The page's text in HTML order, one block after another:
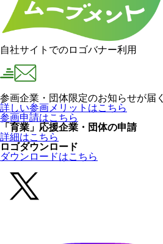
自社サイトでのロゴバナー利用
参画企業・団体限定のお知らせが届く
詳しい参画メリットはこちら
参画申請はこちら
「育業」応援企業・団体の申請
詳細はこちら
ロゴダウンロード
ダウンロードはこちら